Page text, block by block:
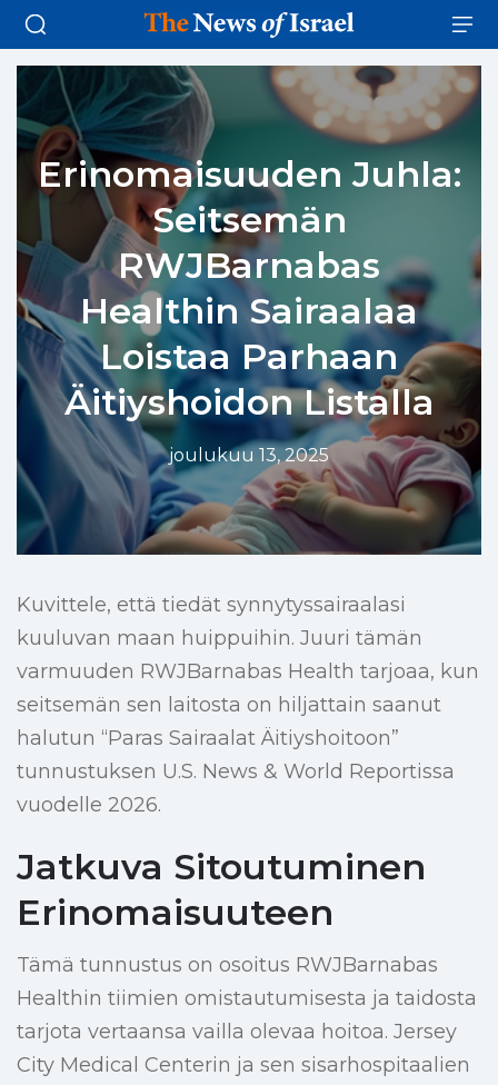
Erinomaisuuden Juhla:
Seitsemän
RWJBarnabas
Healthin Sairaalaa
Loistaa Parhaan
Äitiyshoidon Listalla
joulukuu 13, 2025
Kuvittele, että tiedät synnytyssairaalasi
kuuluvan maan huippuihin. Juuri tämän
varmuuden RWJBarnabas Health tarjoaa, kun
seitsemän sen laitosta on hiljattain saanut
halutun “Paras Sairaalat Äitiyshoitoon”
tunnustuksen U.S. News & World Reportissa
vuodelle 2026.
Jatkuva Sitoutuminen
Erinomaisuuteen
Tämä tunnustus on osoitus RWJBarnabas
Healthin tiimien omistautumisesta ja taidosta
tarjota vertaansa vailla olevaa hoitoa. Jersey
City Medical Centerin ja sen sisarhospitaalien